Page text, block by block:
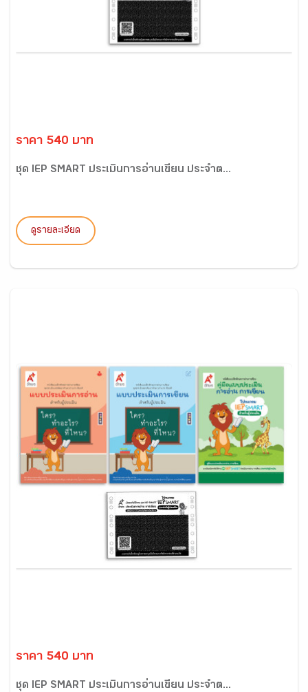
ราคา 540 บาท
ชุด IEP SMART ประเมินการอ่านเขียน ประจำต...
ดูรายละเอียด
ราคา 540 บาท
ชุด IEP SMART ประเมินการอ่านเขียน ประจำต...